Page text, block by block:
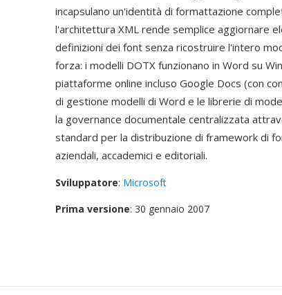
incapsulano un'identità di formattazione
l'architettura XML rende semplice aggiornare
definizioni dei font senza ricostruire l'intero
forza: i modelli DOTX funzionano in Word su
piattaforme online incluso Google Docs (con
di gestione modelli di Word e le librerie di
la governance documentale centralizzata
standard per la distribuzione di framework di
aziendali, accademici e editoriali.
Sviluppatore: Microsoft
Prima versione: 30 gennaio 2007